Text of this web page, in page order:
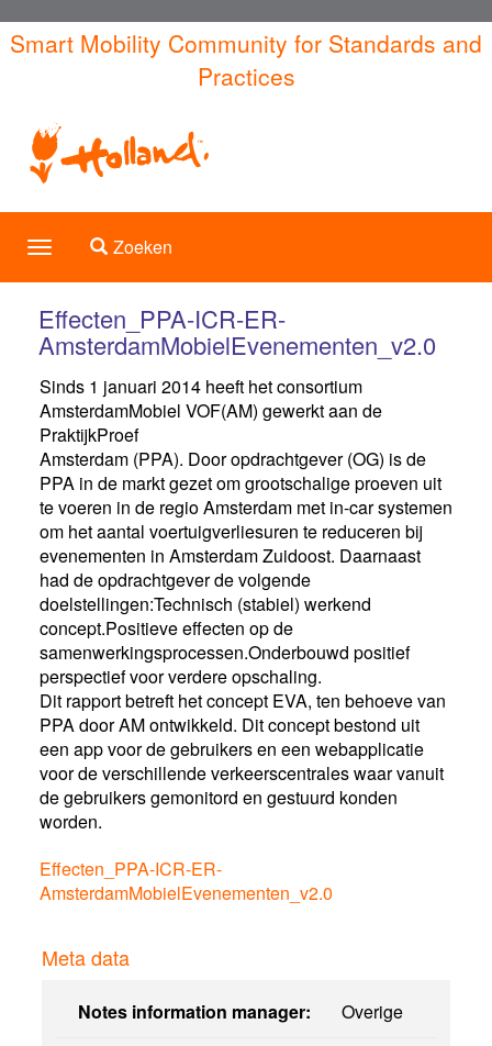
Overslaan
en
inhoud
gaan
Smart Mobility Community for Standards and
Practices
ToggleToggle search
Zoeken
Effecten_PPA-ICR-ER-
AmsterdamMobielEvenementen_v2.0
Sinds 1 januari 2014 heeft het consortium
AmsterdamMobiel VOF(AM) gewerkt aan de
PraktijkProef
Amsterdam (PPA). Door opdrachtgever (OG) is de
PPA in de markt gezet om grootschalige proeven uit
te voeren in de regio Amsterdam met in-car systemen
om het aantal voertuigverliesuren te reduceren bij
evenementen in Amsterdam Zuidoost. Daarnaast
had de opdrachtgever de volgende
doelstellingen:Technisch (stabiel) werkend
concept.Positieve effecten op de
samenwerkingsprocessen.Onderbouwd positief
perspectief voor verdere opschaling.
Dit rapport betreft het concept EVA, ten behoeve van
PPA door AM ontwikkeld. Dit concept bestond uit
een app voor de gebruikers en een webapplicatie
voor de verschillende verkeerscentrales waar vanuit
de gebruikers gemonitord en gestuurd konden
worden.
Effecten_PPA-ICR-ER-
AmsterdamMobielEvenementen_v2.0
Meta data
Notes information manager: Overige